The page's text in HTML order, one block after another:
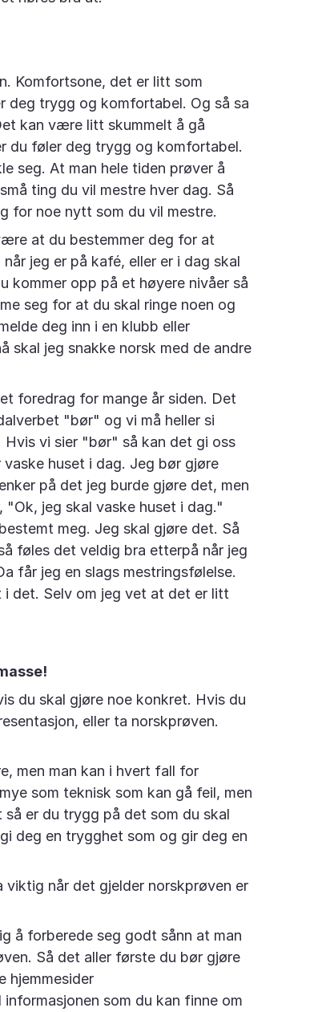
Komfortsone, det er litt som
deg trygg og komfortabel. Og så sa
kan være litt skummelt å gå
du føler deg trygg og komfortabel.
seg. At man hele tiden prøver å
ting du vil mestre hver dag. Så
for noe nytt som du vil mestre.
at du bestemmer deg for at
jeg er på kafé, eller er i dag skal
kommer opp på et høyere nivåer så
seg for at du skal ringe noen og
deg inn i en klubb eller
skal jeg snakke norsk med de andre
foredrag for mange år siden. Det
"bør" og vi må heller si
vi sier "bør" så kan det gi oss
huset i dag. Jeg bør gjøre
på det jeg burde gjøre det, men
jeg skal vaske huset i dag."
meg. Jeg skal gjøre det. Så
føles det veldig bra etterpå når jeg
får jeg en slags mestringsfølelse.
i det. Selv om jeg vet at det er litt
du skal gjøre noe konkret. Hvis du
eller ta norskprøven.
men man kan i hvert fall for
som teknisk som kan gå feil, men
er du trygg på det som du skal
deg en trygghet som og gir deg en
viktig når det gjelder norskprøven er
å forberede seg godt sånn at man
Så det aller første du bør gjøre
hjemmesider
som du kan finne om